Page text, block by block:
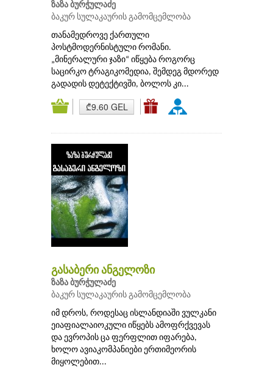
ზაზა ბურჭულაძე
ბაკურ სულაკაურის გამომცემლობა
თანამედროვე ქართული
პოსტმოდერნისტული რომანი.
„მინერალური ჯაზი“ იწყება როგორც
საცირკო ტრაგიკომედია, შემდეგ მდორედ
გადადის დეტექტივში, ბოლოს კი...
₾9.60 GEL
გასაბერი ანგელოზი
ზაზა ბურჭულაძე
ბაკურ სულაკაურის გამომცემლობა
იმ დროს, როდესაც ისლანდიაში ვულკანი
ეიაფიალაიოკული იწყებს ამოფრქვევას
და ევროპის ცა ფერფლით იფარება,
ხოლო ავიაკომპანიები ერთიმეორის
მიყოლებით...